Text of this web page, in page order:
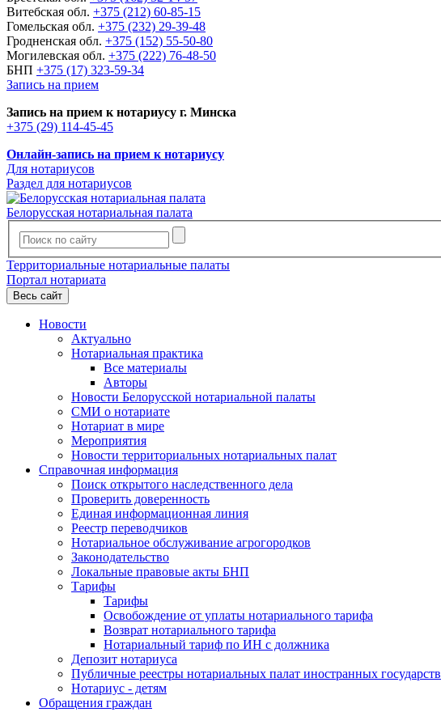
Витебская обл. +375 (212) 60-85-15
Гомельская обл. +375 (232) 29-39-48
Гродненская обл. +375 (152) 55-50-80
Могилевская обл. +375 (222) 76-48-50
БНП +375 (17) 323-59-34
Запись на прием
Запись на прием к нотариусу г. Минска
+375 (29) 114-45-45
Онлайн-запись на прием к нотариусу
Для нотариусов
Раздел для нотариусов
Белорусская нотариальная палата
Территориальные нотариальные палаты
Портал нотариата
Весь сайт
Новости
Актуально
Нотариальная практика
Все материалы
Авторы
Новости Белорусской нотариальной палаты
СМИ о нотариате
Нотариат в мире
Мероприятия
Новости территориальных нотариальных палат
Справочная информация
Поиск открытого наследственного дела
Проверить доверенность
Единая информационная линия
Реестр переводчиков
Нотариальное обслуживание агрогородков
Законодательство
Локальные правовые акты БНП
Тарифы
Тарифы
Освобождение от уплаты нотариального тарифа
Возврат нотариального тарифа
Нотариальный тариф по ИН с должника
Депозит нотариуса
Публичные реестры нотариальных палат иностранных государств
Нотариус - детям
Обращения граждан